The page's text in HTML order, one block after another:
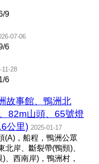
9
07-06
6
11-28
6
故事館、鴨洲北
82m山頭、65號燈
公里) 2025-01-17
(A)，船程，鴨洲公眾
岸、斷裂帶(鴨頸)、
、西南岸)，鴨洲村，